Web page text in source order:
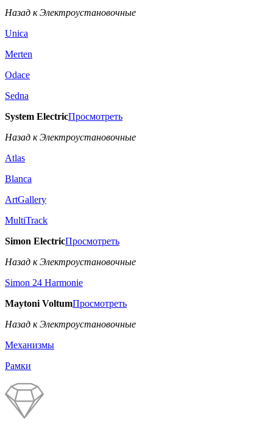
Назад к Электроустановочные
Unica
Merten
Odace
Sedna
System ElectricПросмотреть
Назад к Электроустановочные
Atlas
Blanca
ArtGallery
MultiTrack
Simon ElectricПросмотреть
Назад к Электроустановочные
Simon 24 Harmonie
Maytoni VoltumПросмотреть
Назад к Электроустановочные
Механизмы
Рамки